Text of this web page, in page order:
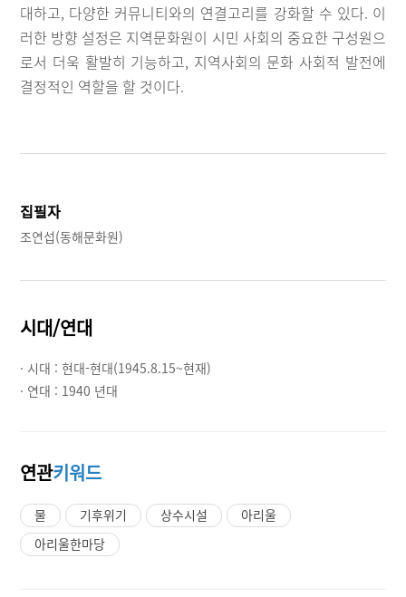
대하고, 다양한 커뮤니티와의 연결고리를 강화할 수 있다. 이
러한 방향 설정은 지역문화원이 시민 사회의 중요한 구성원으
로서 더욱 활발히 기능하고, 지역사회의 문화 사회적 발전에
결정적인 역할을 할 것이다.
집필자
조연섭(동해문화원)
시대/연대
· 시대 :현대-현대(1945.8.15~현재)
· 연대 : 1940 년대
연관키워드
물 기후위기 상수시설
아리울
아리울한마당